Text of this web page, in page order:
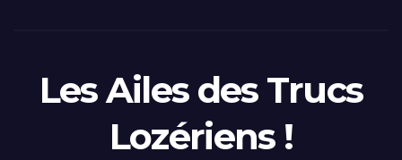
Les Ailes des Trucs
Lozériens !